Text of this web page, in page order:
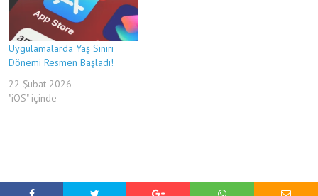
Uygulamalarda Yaş Sınırı
Dönemi Resmen Başladı!
22 Şubat 2026
"iOS" içinde